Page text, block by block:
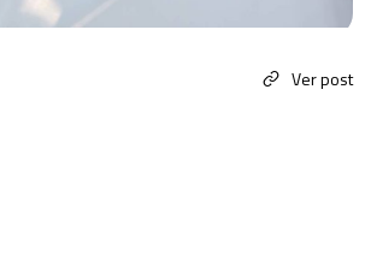
Ver post